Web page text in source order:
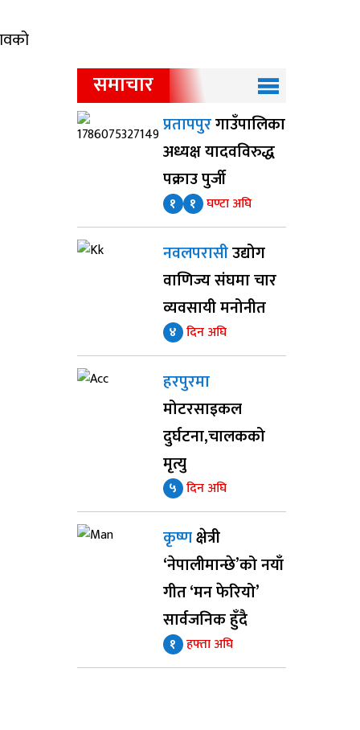
समाचार
प्रतापपुरगाउँपालिका
अध्यक्ष यादवविरुद्ध
पक्राउ पुर्जी
१ १ घण्टा अघि
नवलपरासीउद्योग
वाणिज्य संघमा चार
व्यवसायी मनोनीत
४ दिन अघि
हरपुरमा
मोटरसाइकल
दुर्घटना,चालकको
मृत्यु
५ दिन अघि
कृष्णक्षेत्री
‘नेपालीमान्छे’को नयाँ
गीत ‘मन फेरियो’
सार्वजनिक हुँदै
१ हफ्ता अघि